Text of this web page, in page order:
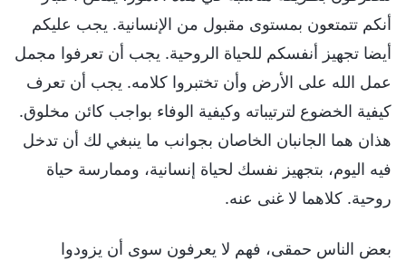
أنكم تتمتعون بمستوى مقبول من الإنسانية. يجب عليكم
أيضا تجهيز أنفسكم للحياة الروحية. يجب أن تعرفوا مجمل
عمل الله على الأرض وأن تختبروا كلامه. يجب أن تعرف
كيفية الخضوع لترتيباته وكيفية الوفاء بواجب كائن مخلوق.
هذان هما الجانبان الخاصان بجوانب ما ينبغي لك أن تدخل
فيه اليوم، بتجهيز نفسك لحياة إنسانية، وممارسة حياة
روحية. كلاهما لا غنى عنه.
بعض الناس حمقى، فهم لا يعرفون سوى أن يزودوا